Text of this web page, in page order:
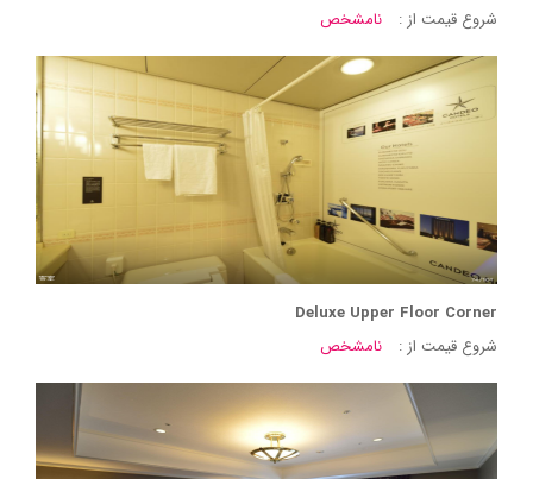
شروع قیمت از :
نامشخص
Deluxe Upper Floor Corner
شروع قیمت از :
نامشخص